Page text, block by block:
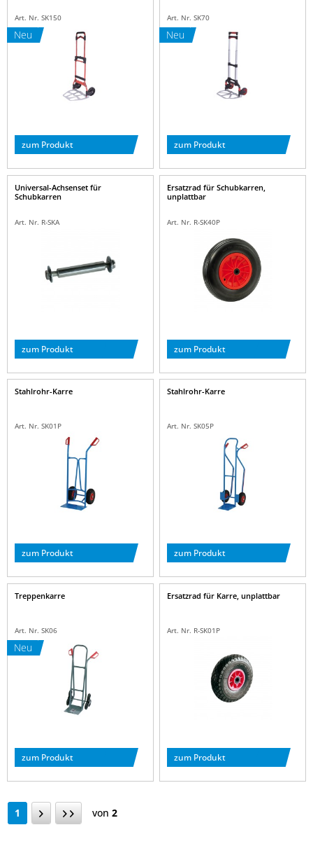
Neu
Art. Nr. SK150
zum Produkt
Neu
Art. Nr. SK70
zum Produkt
Universal-Achsenset für
Schubkarren
Art. Nr. R-SKA
zum Produkt
Ersatzrad für Schubkarren,
unplattbar
Art. Nr. R-SK40P
zum Produkt
Stahlrohr-Karre
Art. Nr. SK01P
zum Produkt
Stahlrohr-Karre
Art. Nr. SK05P
zum Produkt
Neu
Treppenkarre
Art. Nr. SK06
zum Produkt
Ersatzrad für Karre, unplattbar
Art. Nr. R-SK01P
zum Produkt
1 von 2